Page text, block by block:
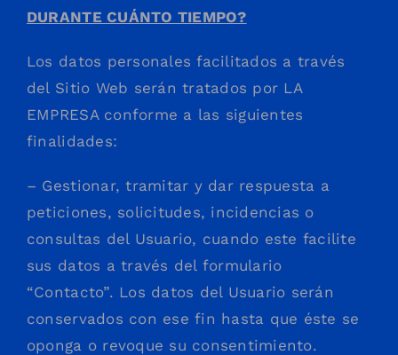
DURANTE CUÁNTO TIEMPO?
Los datos personales facilitados a través
del Sitio Web serán tratados por LA
EMPRESA conforme a las siguientes
finalidades:
– Gestionar, tramitar y dar respuesta a
peticiones, solicitudes, incidencias o
consultas del Usuario, cuando este facilite
sus datos a través del formulario
“Contacto”. Los datos del Usuario serán
conservados con ese fin hasta que éste se
oponga o revoque su consentimiento.